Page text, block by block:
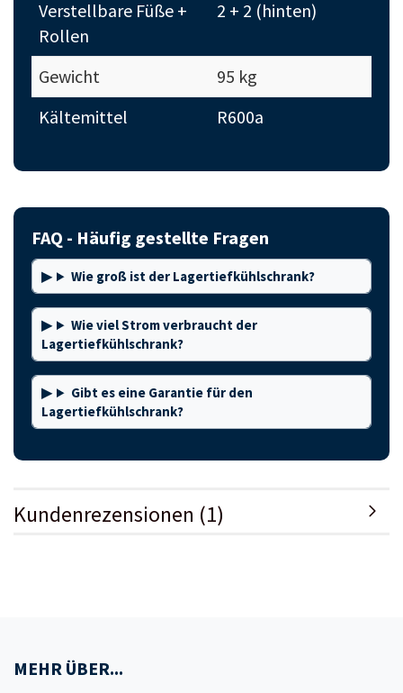
Verstellbare Füße +
Rollen
2 + 2 (hinten)
Gewicht
95 kg
Kältemittel
R600a
FAQ - Häufig gestellte Fragen
Wie groß ist der Lagertiefkühlschrank?
Wie viel Strom verbraucht der
Lagertiefkühlschrank?
Gibt es eine Garantie für den
Lagertiefkühlschrank?
Kundenrezensionen (1)
MEHR ÜBER...